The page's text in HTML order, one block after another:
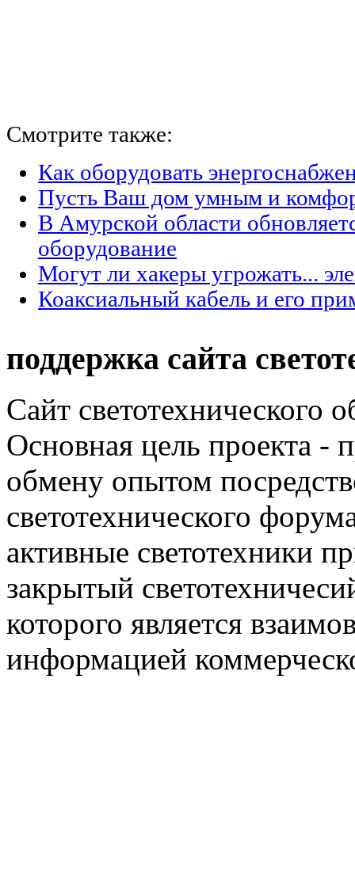
Смотрите также:
Как оборудовать
Пусть Ваш дом умным и
В Амурской области
оборудование
Могут ли хакеры угрожать...
Коаксиальный кабель и его
поддержка сайта
Сайт светотехнического
Основная цель проекта -
обмену опытом
светотехнического
активные светотехники
закрытый
которого является
информацией